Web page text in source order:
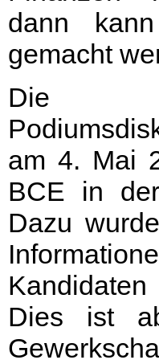
dann
gemacht
Die
am 4. Mai
BCE in
Dazu
Dies ist